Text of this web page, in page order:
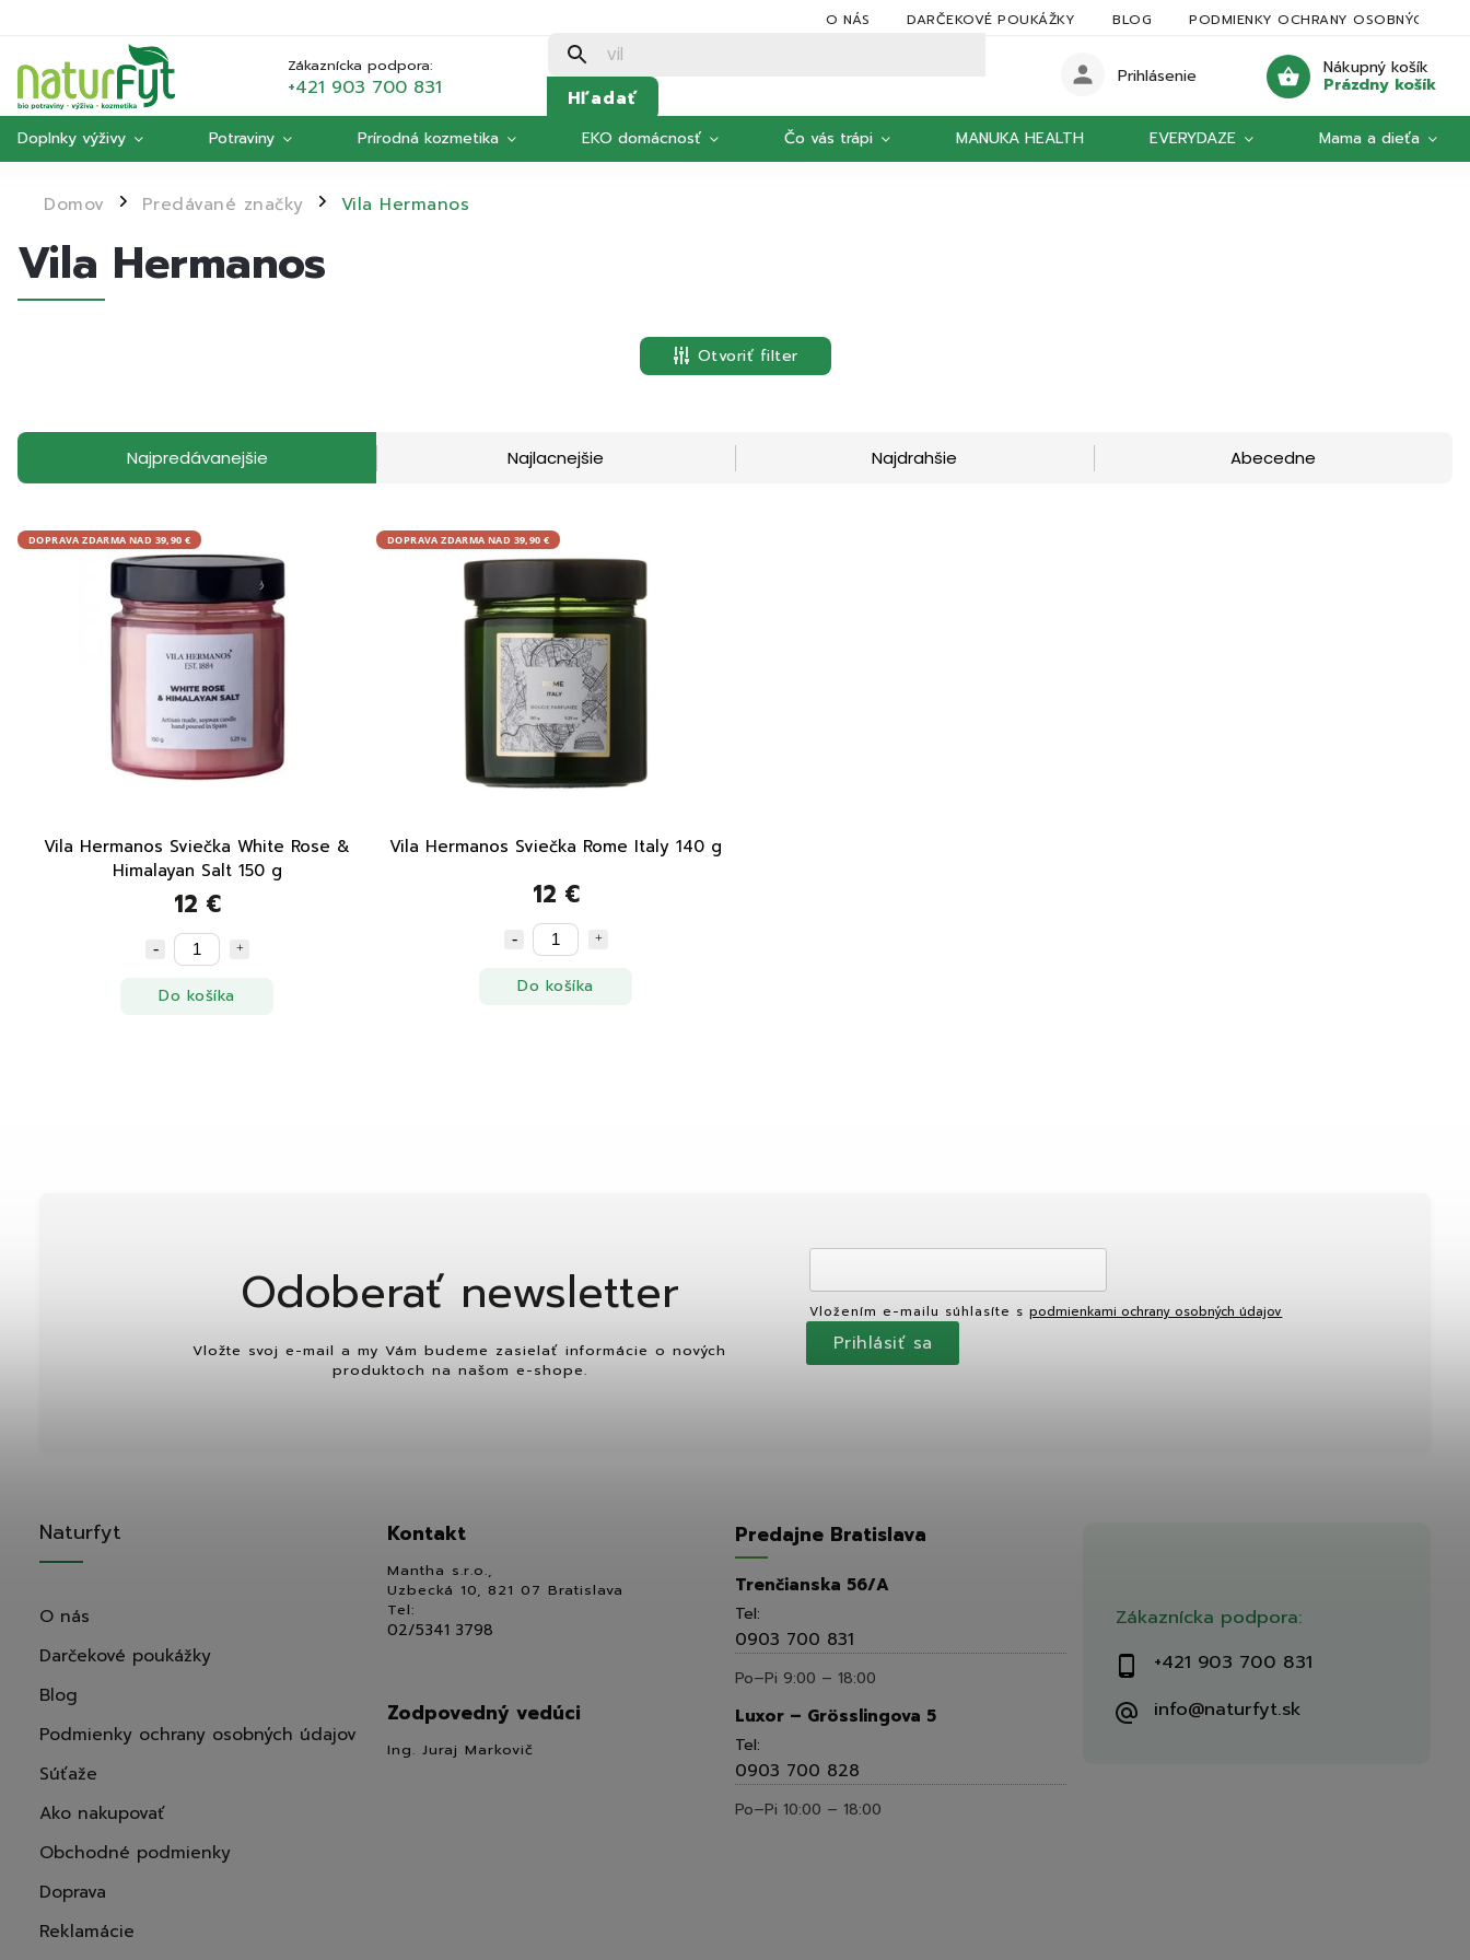
O NÁS DARČEKOVÉ POUKÁŽKY BLOG PODMIENKY OCHRANY OSOBNÝCH
Zákaznícka podpora:
+421 903 700 831 Hľadať
Nákupný košík
Prázdny košík
Prihlásenie
Doplnky výživy Potraviny Prírodná kozmetika EKO domácnosť Čo vás trápi MANUKA HEALTH EVERYDAZE Mama a dieťa
Domov / Predávané značky / Vila Hermanos
Vila Hermanos
Otvoriť filter
Najpredávanejšie Najlacnejšie Najdrahšie Abecedne
DOPRAVA ZDARMA NAD 39,90 €
Vila Hermanos Sviečka White Rose &
Himalayan Salt 150 g
12 €
Do košíka
DOPRAVA ZDARMA NAD 39,90 €
Vila Hermanos Sviečka Rome Italy 140 g
12 €
Do košíka
Zákaznícka podpora:
+421 903 700 831
info@naturfyt.sk
Odoberať newsletter
Vložte svoj e-mail a my Vám budeme zasielať informácie o nových
produktoch na našom e-shope.
Vložením e-mailu súhlasíte spodmienkami ochrany osobných údajov
Prihlásiť sa
Naturfyt
O nás
Darčekové poukážky
Blog
Podmienky ochrany osobných údajov
Súťaže
Ako nakupovať
Obchodné podmienky
Doprava
Reklamácie
Kontakt
Mantha s.r.o.,
Uzbecká 10, 821 07 Bratislava
Tel:
02/5341 3798
Zodpovedný vedúci
Ing. Juraj Markovič
Predajne Bratislava
Trenčianska 56/A
Tel:
0903 700 831
Po–Pi 9:00 – 18:00
Luxor – Grösslingova 5
Tel:
0903 700 828
Po–Pi 10:00 – 18:00